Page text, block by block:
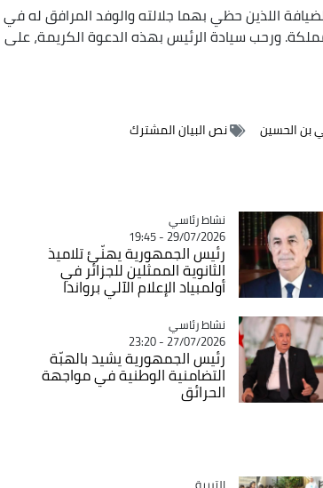
اللذين حظي بهما جلالته والوفد المرافق له في
ورحب سيادة الرئيس بهذه الدعوة الكريمة، على
بن الحسين نص البيان المشترك
Catégorie
نشاط رئاسي
29/07/2026 - 19:45
رئيس الجمهورية يهنّئ تلاميذ
الثانوية الممثلين للجزائر في
أولمبياد الإعلام الآلي برواندا
Catégorie
نشاط رئاسي
27/07/2026 - 23:20
رئيس الجمهورية يشيد بالهبّة
التضامنية الوطنية في مواجهة
الحرائق